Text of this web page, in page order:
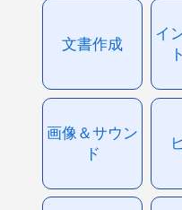
文書作成
イ
画像＆サウン
ド